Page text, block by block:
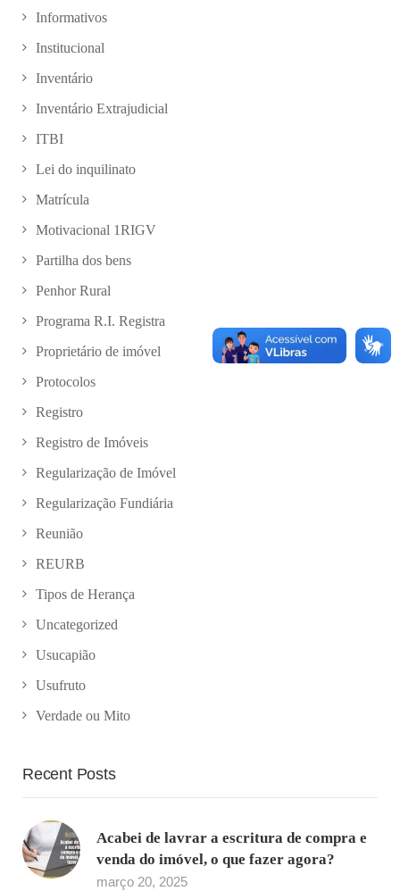
Informativos
Institucional
Inventário
Inventário Extrajudicial
ITBI
Lei do inquilinato
Matrícula
Motivacional 1RIGV
Partilha dos bens
Penhor Rural
Programa R.I. Registra
Proprietário de imóvel
Protocolos
Registro
Registro de Imóveis
Regularização de Imóvel
Regularização Fundiária
Reunião
REURB
Tipos de Herança
Uncategorized
Usucapião
Usufruto
Verdade ou Mito
Recent Posts
Acabei de lavrar a escritura de compra e
venda do imóvel, o que fazer agora?
março 20, 2025